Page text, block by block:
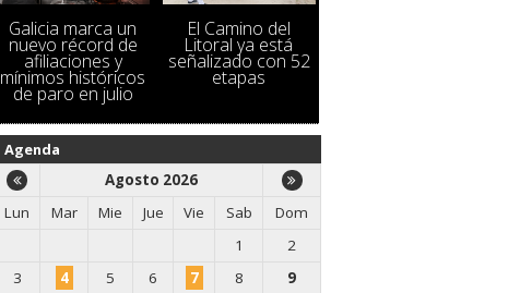
Galicia marca un
nuevo récord de
afiliaciones y
mínimos históricos
de paro en julio
El Camino del
Litoral ya está
señalizado con 52
etapas
Agenda
Agosto 2026
Lun
Mar Mie Jue Vie Sab
Dom
1
2
3
4 5 6 7 8
9